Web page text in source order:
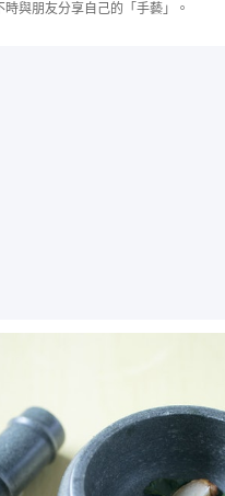
與朋友分享自己的「手藝」。